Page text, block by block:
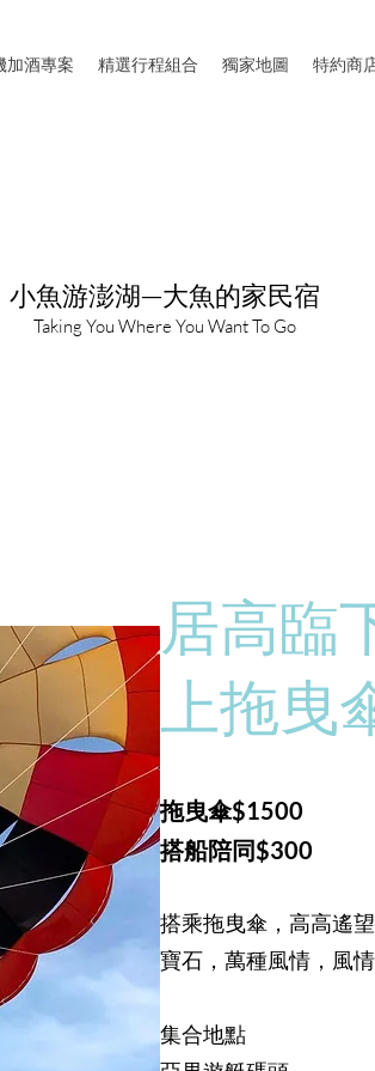
加酒專案 精選行程組合 獨家地圖 特約商
​小魚游澎湖—大魚的家民宿
Taking You Where You Want To Go
居高臨
上拖曳
拖曳傘$1500
搭船陪同$300
搭乘拖曳傘，高高遙
寶石，萬種風情，風情
集合地點